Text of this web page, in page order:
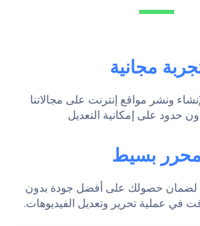
مجانية
ونشر مواقع إنترنت على مجالاتنا
حدود على إمكانية التعديل
محرر بسيط
لضمان حصولك على أفضل جودة بدون
في عملية تحرير وتعديل الفيديوهات.